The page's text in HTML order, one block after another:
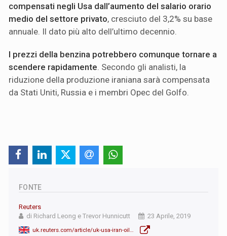
compensati negli Usa dall’aumento del salario orario
medio del settore privato, cresciuto del 3,2% su base
annuale. Il dato più alto dell’ultimo decennio.
I prezzi della benzina potrebbero comunque tornare a
scendere rapidamente . Secondo gli analisti, la
riduzione della produzione iraniana sarà compensata
da Stati Uniti, Russia e i membri Opec del Golfo.
FONTE
Reuters
di Richard Leong e Trevor Hunnicutt
23 Aprile, 2019
uk.reuters.com/article/uk-usa-iran-oil-consumers/sanctions-on-iranian-oil-bring-us-drivers-pain-at-the-pump-idUKKCN1RZ29Q